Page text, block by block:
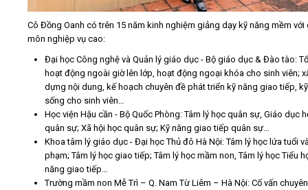
Cô Đồng Oanh có trên 15 năm kinh nghiệm giảng dạy kỹ năng mềm với
môn nghiệp vụ cao:
Đại học Công nghệ và Quản lý giáo dục - Bộ giáo dục & Đào tào:
hoạt động ngoài giờ lên lớp, hoạt động ngoại khóa cho sinh viên;
dựng nội dung, kế hoạch chuyên đề phát triển kỹ năng giao tiếp,
sống cho sinh viên…
Học viện Hậu cần - Bộ Quốc Phòng: Tâm lý học quân sự, Giáo dục
quân sự; Xã hội học quân sự; Kỹ năng giao tiếp quân sự…
Khoa tâm lý giáo dục - Đại học Thủ đô Hà Nội: Tâm lý học lứa tuổi
phạm; Tâm lý học giao tiếp; Tâm lý học mầm non, Tâm lý học Tiểu
năng giao tiếp…
Trường mầm non Mễ Trì – Q. Nam Từ Liêm – Hà Nội: Cố vấn